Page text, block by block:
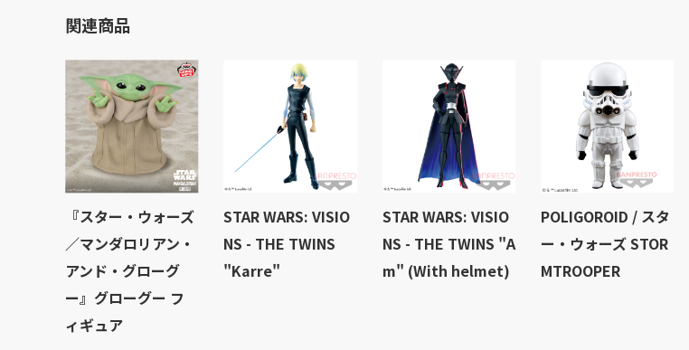
関連商品
『スター・ウォーズ
／マンダロリアン・
アンド・グローグ
ー』グローグー フ
ィギュア
STAR WARS: VISIO
NS - THE TWINS
"Karre"
STAR WARS: VISIO
NS - THE TWINS "A
m" (With helmet)
POLIGOROID / スタ
ー・ウォーズ STOR
MTROOPER